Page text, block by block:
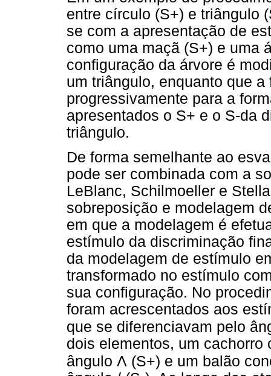
entre círculo (S+) e triângulo
se com a apresentação de
como uma maçã (S+) e uma
configuração da árvore é
um triângulo, enquanto que
progressivamente para a
apresentados o S+ e o S-da
triângulo.
De forma semelhante ao
pode ser combinada com a
LeBlanc, Schilmoeller e
sobreposição e modelagem
em que a modelagem é
estímulo da discriminação
da modelagem de estímulo
transformado no estímulo
sua configuração. No
foram acrescentados aos
que se diferenciavam pelo
dois elementos, um cachorro
ângulo Λ (S+) e um balão